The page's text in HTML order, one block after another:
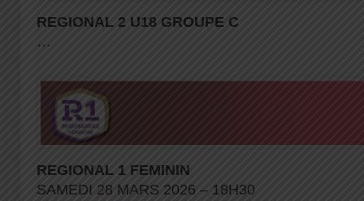
REGIONAL 2 U18 GROUPE C
…
REGIONAL 1 FEMININ
SAMEDI 28 MARS 2026 – 18H30